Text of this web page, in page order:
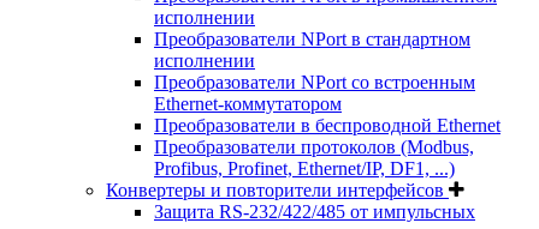
исполнении
Преобразователи NPort в стандартном
исполнении
Преобразователи NPort со встроенным
Ethernet-коммутатором
Преобразователи в беспроводной Ethernet
Преобразователи протоколов (Modbus,
Profibus, Profinet, Ethernet/IP, DF1, ...)
Конвертеры и повторители интерфейсов
Защита RS-232/422/485 от импульсных